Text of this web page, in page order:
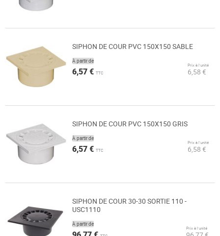
SIPHON DE COUR PVC 150X150 SABLE
À partir de
6,57 € TTC
Prix à l’unité
6,58 €
SIPHON DE COUR PVC 150X150 GRIS
À partir de
6,57 € TTC
Prix à l’unité
6,58 €
SIPHON DE COUR 30-30 SORTIE 110 -
USC1110
À partir de
Prix à l’unité